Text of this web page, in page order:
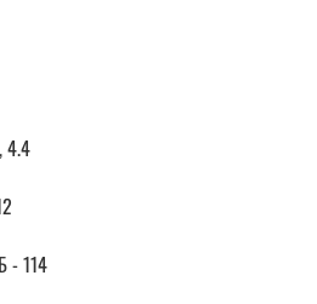
4.4
- 114